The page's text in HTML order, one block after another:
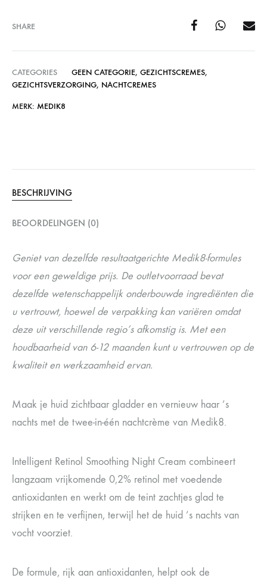
SHARE
CATEGORIES GEEN CATEGORIE, GEZICHTSCREMES,
GEZICHTSVERZORGING, NACHTCREMES
MERK: MEDIK8
BESCHRIJVING
BEOORDELINGEN (0)
Geniet van dezelfde resultaatgerichte Medik8-formules
voor een geweldige prijs. De outletvoorraad bevat
dezelfde wetenschappelijk onderbouwde ingrediënten die
u vertrouwt, hoewel de verpakking kan variëren omdat
deze uit verschillende regio’s afkomstig is. Met een
houdbaarheid van 6-12 maanden kunt u vertrouwen op de
kwaliteit en werkzaamheid ervan.
Maak je huid zichtbaar gladder en vernieuw haar ’s
nachts met de twee-in-één nachtcrème van Medik8.
Intelligent Retinol Smoothing Night Cream combineert
langzaam vrijkomende 0,2% retinol met voedende
antioxidanten en werkt om de teint zachtjes glad te
strijken en te verfijnen, terwijl het de huid ’s nachts van
vocht voorziet.
De formule, rijk aan antioxidanten, helpt ook de